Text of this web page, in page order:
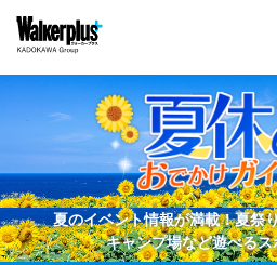
夏のイベント情報が満載！夏祭
キャンプ場など遊べる